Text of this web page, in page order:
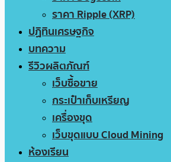
ราคา Ripple (XRP)
ปฏิทินเศรษฐกิจ
บทความ
รีวิวผลิตภัณฑ์
เว็บซื้อขาย
กระเป๋าเก็บเหรียญ
เครื่องขุด
เว็บขุดแบบ Cloud Mining
ห้องเรียน